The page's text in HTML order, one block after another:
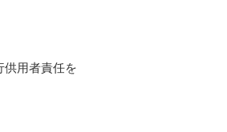
供用者責任を